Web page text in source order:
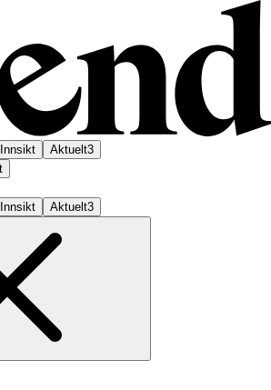
Innsikt Aktuelt3
Innsikt Aktuelt3